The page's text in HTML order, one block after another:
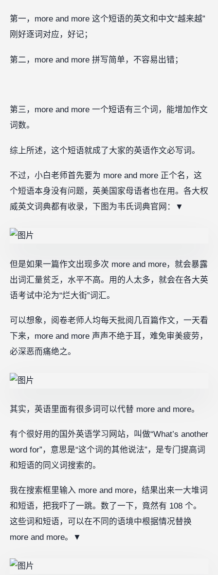
第一，more and more 这个短语的英文和中文“越来越”
刚好逐词对应，好记；
第二，more and more 拼写简单，不容易出错；
第三，more and more 一个短语有三个词，能增加作文
词数。
综上所述，这个短语就成了大家的英语作文必写词。
不过，小白老师首先要为 more and more 正个名，这
个短语本身没有问题，英美国家母语者也在用。各大权
威英文词典都有收录，下图为韦氏词典官网：
▼
但是如果一篇作文出现多次 more and more，就会暴露
出词汇量贫乏，水平不高。用的人太多，就会在各大英
语考试中沦为“烂大街”词汇。
可以想象，阅卷老师人均每天批阅几百篇作文，一天看
下来，more and more 声声不绝于耳，难免审美疲劳，
必深恶而痛绝之。
其实，英语里面有很多词可以代替 more and more。
有个很好用的国外英语学习网站，叫做“What’s another
word for”，意思是“这个词的其他说法”，是专门提高词
和短语的同义词搜索的。
我在搜索框里输入 more and more，结果出来一大堆词
和短语，把我吓了一跳。数了一下，竟然有 108 个。
这些词和短语，可以在不同的语境中根据情况替换
more and more。
▼